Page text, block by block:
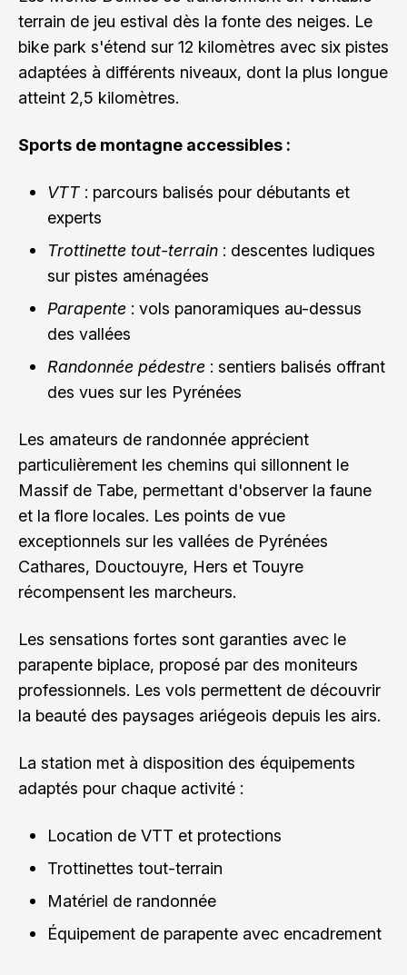
terrain de jeu estival dès la fonte des neiges. Le
bike park s'étend sur 12 kilomètres avec six pistes
adaptées à différents niveaux, dont la plus longue
atteint 2,5 kilomètres.
Sports de montagne accessibles :
VTT : parcours balisés pour débutants et
experts
Trottinette tout-terrain : descentes ludiques
sur pistes aménagées
Parapente : vols panoramiques au-dessus
des vallées
Randonnée pédestre : sentiers balisés offrant
des vues sur les Pyrénées
Les amateurs de randonnée apprécient
particulièrement les chemins qui sillonnent le
Massif de Tabe, permettant d'observer la faune
et la flore locales. Les points de vue
exceptionnels sur les vallées de Pyrénées
Cathares, Douctouyre, Hers et Touyre
récompensent les marcheurs.
Les sensations fortes sont garanties avec le
parapente biplace, proposé par des moniteurs
professionnels. Les vols permettent de découvrir
la beauté des paysages ariégeois depuis les airs.
La station met à disposition des équipements
adaptés pour chaque activité :
Location de VTT et protections
Trottinettes tout-terrain
Matériel de randonnée
Équipement de parapente avec encadrement